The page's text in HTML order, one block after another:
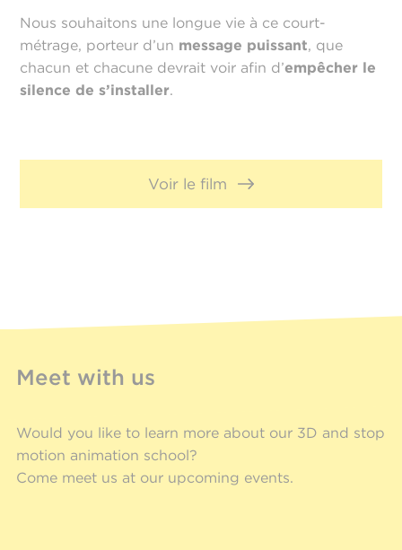
Nous souhaitons une longue vie à ce court-
métrage, porteur d’un message puissant, que
chacun et chacune devrait voir afin d’empêcher le
silence de s’installer.
Voir le film
Meet with us
Would you like to learn more about our 3D and stop
motion animation school?
Come meet us at our upcoming events.